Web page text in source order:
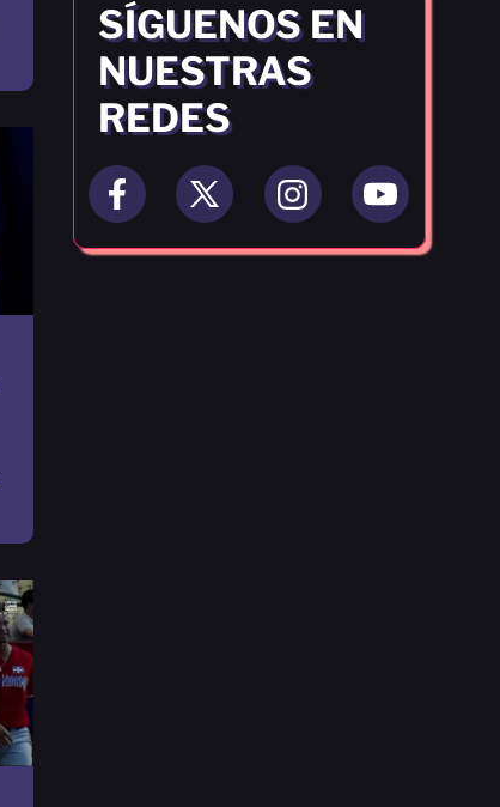
SÍGUENOS EN
NUESTRAS
REDES